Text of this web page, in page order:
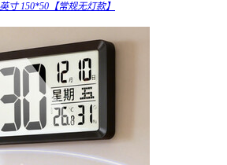
寸 150*50【常规无灯款】